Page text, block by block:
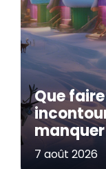
Que
7 août 2026